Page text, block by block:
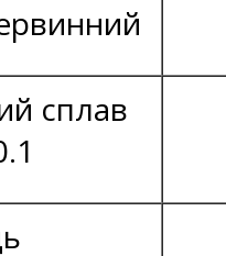
сплав